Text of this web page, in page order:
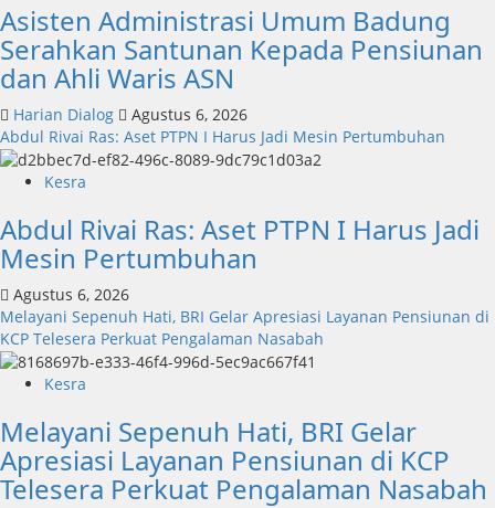
Asisten Administrasi Umum Badung
Serahkan Santunan Kepada Pensiunan
dan Ahli Waris ASN
Harian Dialog
Agustus 6, 2026
Abdul Rivai Ras: Aset PTPN I Harus Jadi Mesin Pertumbuhan
Kesra
Abdul Rivai Ras: Aset PTPN I Harus Jadi
Mesin Pertumbuhan
Agustus 6, 2026
Melayani Sepenuh Hati, BRI Gelar Apresiasi Layanan Pensiunan di
KCP Telesera Perkuat Pengalaman Nasabah
Kesra
Melayani Sepenuh Hati, BRI Gelar
Apresiasi Layanan Pensiunan di KCP
Telesera Perkuat Pengalaman Nasabah